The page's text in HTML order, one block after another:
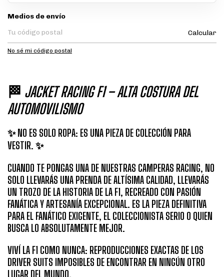
Entregas para el CP:
Medios de envío
Calcular
No sé mi código postal
🏁 JACKET RACING F1 – ALTA COSTURA DEL
AUTOMOVILISMO
✨ NO ES SOLO ROPA: ES UNA PIEZA DE COLECCIÓN PARA
VESTIR. ✨
CUANDO TE PONGAS UNA DE NUESTRAS CAMPERAS RACING, NO
SOLO LLEVARÁS UNA PRENDA DE ALTÍSIMA CALIDAD, LLEVARÁS
UN TROZO DE LA HISTORIA DE LA F1, RECREADO CON PASIÓN
FANÁTICA Y ARTESANÍA EXCEPCIONAL. ES LA PIEZA DEFINITIVA
PARA EL FANÁTICO EXIGENTE, EL COLECCIONISTA SERIO O QUIEN
BUSCA LO ABSOLUTAMENTE MEJOR.
VIVÍ LA F1 COMO NUNCA: REPRODUCCIONES EXACTAS DE LOS
DRIVER SUITS IMPOSIBLES DE ENCONTRAR EN NINGÚN OTRO
LUGAR DEL MUNDO.